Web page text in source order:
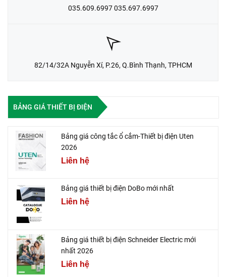
035.609.6997 035.697.6997
82/14/32A Nguyễn Xí, P.26, Q.Bình Thạnh, TPHCM
BẢNG GIÁ THIẾT BỊ ĐIỆN
Bảng giá công tắc ổ cắm-Thiết bị điện Uten
2026
Liên hệ
Bảng giá thiết bị điện DoBo mới nhất
Liên hệ
Bảng giá thiết bị điện Schneider Electric mới
nhất 2026
Liên hệ